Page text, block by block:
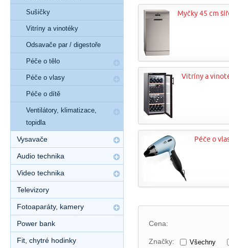
Myčky 45 cm
Vitríny a
Péče o
Cena:
Značky:
Všechny
Sušičky
Vitríny a vinotéky
Odsavače par / digestoře
Péče o tělo
Péče o vlasy
Péče o dítě
Ventilátory, klimatizace,
topidla
Vysavače
Audio technika
Video technika
Televizory
Fotoaparáty, kamery
Power bank
Fit, chytré hodinky